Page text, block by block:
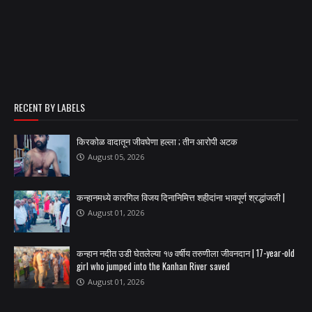
RECENT BY LABELS
किरकोळ वादातून जीवघेणा हल्ला ; तीन आरोपी अटक
August 05, 2026
कन्हानमध्ये कारगिल विजय दिनानिमित्त शहीदांना भावपूर्ण श्रद्धांजली |
August 01, 2026
कन्हान नदीत उडी घेतलेल्या १७ वर्षीय तरुणीला जीवनदान | 17-year-old
girl who jumped into the Kanhan River saved
August 01, 2026